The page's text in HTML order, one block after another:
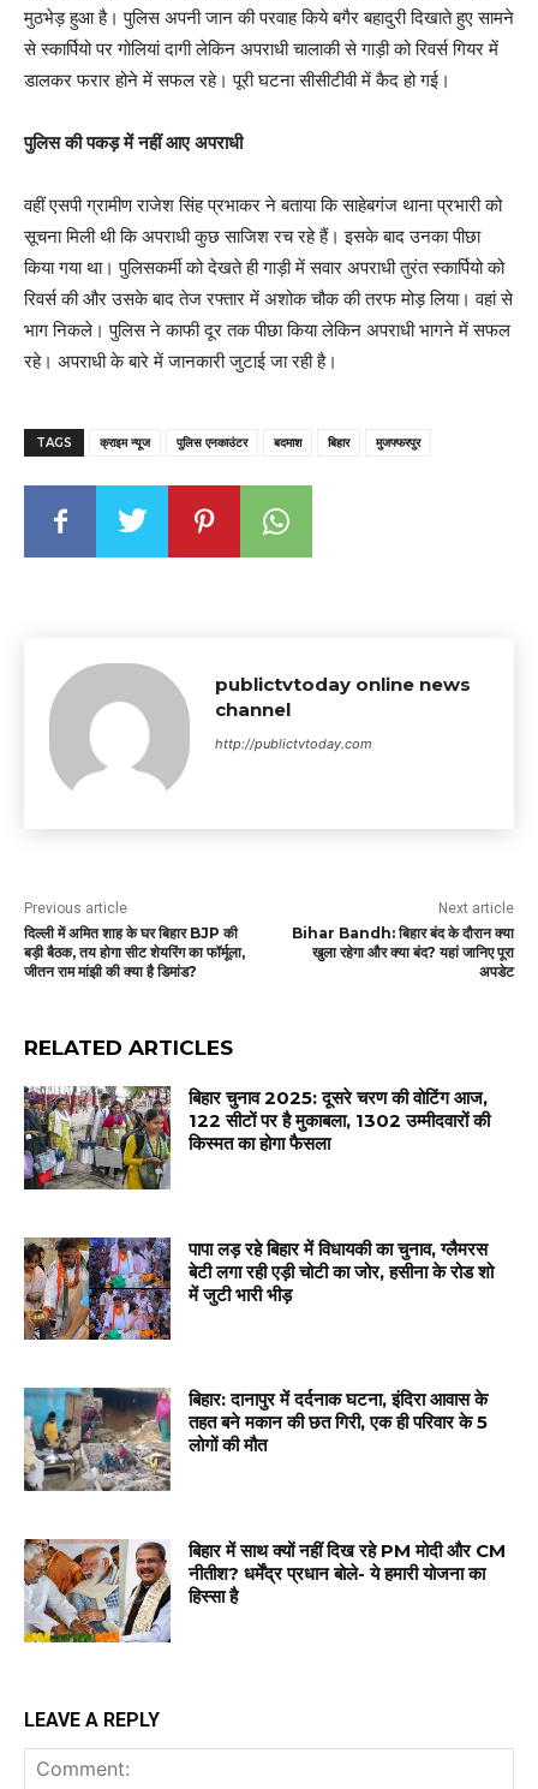
मुठभेड़ हुआ है। पुलिस अपनी जान की परवाह किये बगैर बहादुरी दिखाते हुए सामने
से स्कार्पियो पर गोलियां दागी लेकिन अपराधी चालाकी से गाड़ी को रिवर्स गियर में
डालकर फरार होने में सफल रहे। पूरी घटना सीसीटीवी में कैद हो गई।
पुलिस की पकड़ में नहीं आए अपराधी
वहीं एसपी ग्रामीण राजेश सिंह प्रभाकर ने बताया कि साहेबगंज थाना प्रभारी को
सूचना मिली थी कि अपराधी कुछ साजिश रच रहे हैं। इसके बाद उनका पीछा
किया गया था। पुलिसकर्मी को देखते ही गाड़ी में सवार अपराधी तुरंत स्कार्पियो को
रिवर्स की और उसके बाद तेज रफ्तार में अशोक चौक की तरफ मोड़ लिया। वहां से
भाग निकले। पुलिस ने काफी दूर तक पीछा किया लेकिन अपराधी भागने में सफल
रहे। अपराधी के बारे में जानकारी जुटाई जा रही है।
TAGS क्राइम न्यूज पुलिस एनकाउंटर बदमाश बिहार मुजफ्फरपुर
publictvtoday online news
channel
http://publictvtoday.com
Previous article
दिल्ली में अमित शाह के घर बिहार BJP की
बड़ी बैठक, तय होगा सीट शेयरिंग का फॉर्मूला,
जीतन राम मांझी की क्या है डिमांड?
Next article
Bihar Bandh: बिहार बंद के दौरान क्या
खुला रहेगा और क्या बंद? यहां जानिए पूरा
अपडेट
RELATED ARTICLES
बिहार चुनाव 2025: दूसरे चरण की वोटिंग आज,
122 सीटों पर है मुकाबला, 1302 उम्मीदवारों की
किस्मत का होगा फैसला
पापा लड़ रहे बिहार में विधायकी का चुनाव, ग्लैमरस
बेटी लगा रही एड़ी चोटी का जोर, हसीना के रोड शो
में जुटी भारी भीड़
बिहार: दानापुर में दर्दनाक घटना, इंदिरा आवास के
तहत बने मकान की छत गिरी, एक ही परिवार के 5
लोगों की मौत
बिहार में साथ क्यों नहीं दिख रहे PM मोदी और CM
नीतीश? धर्मेंद्र प्रधान बोले- ये हमारी योजना का
हिस्सा है
LEAVE A REPLY